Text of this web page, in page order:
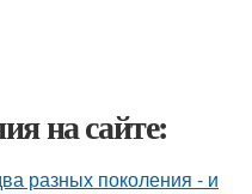
на сайте:
разных поколения - и